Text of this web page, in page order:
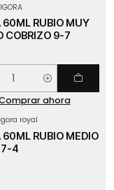
IGORA
60ML RUBIO MUY
COBRIZO 9-7
ahora
royal
60ML RUBIO MEDIO
7-4